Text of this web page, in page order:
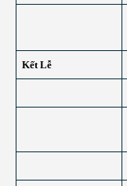
Kết Lễ